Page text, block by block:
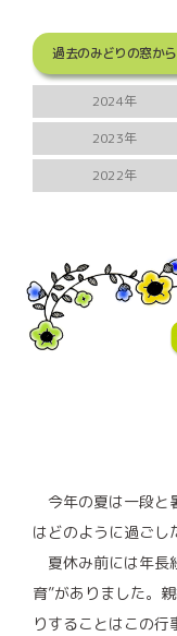
過去のみどりの窓から
2024年
2023年
2022年
今年の夏は一段と
はどのように過ごし
夏休み前には年長
育”がありました。
りすることはこの